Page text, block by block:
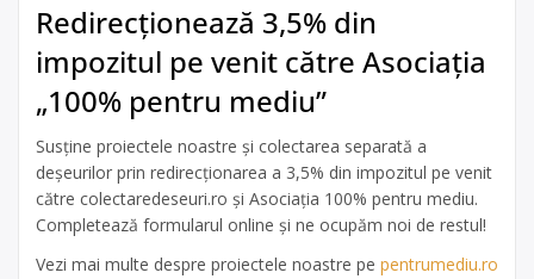
Redirecționează 3,5% din
impozitul pe venit către Asociația
„100% pentru mediu”
Susține proiectele noastre și colectarea separată a
deșeurilor prin redirecționarea a 3,5% din impozitul pe venit
către colectaredeseuri.ro și Asociația 100% pentru mediu.
Completează formularul online și ne ocupăm noi de restul!
Vezi mai multe despre proiectele noastre pe pentrumediu.ro